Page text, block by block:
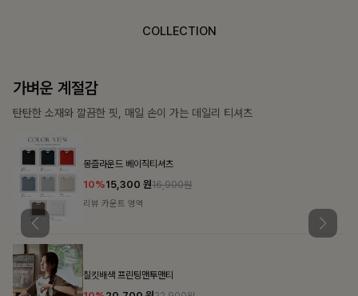
COLLECTION
가장 쉬운 코디
특별한 날부터 일상까지 함께하는 룩